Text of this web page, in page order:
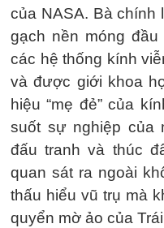
của NASA. Bà chính
gạch nền móng
các hệ thống kính
và được giới khoa
hiệu “mẹ đẻ” của
suốt sự nghiệp của
đấu tranh và thúc
quan sát ra ngoài
thấu hiểu vũ trụ mà
quyển mờ ảo của